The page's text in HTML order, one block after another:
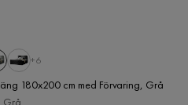
+6
180x200 cm med Förvaring, Grå
Grå